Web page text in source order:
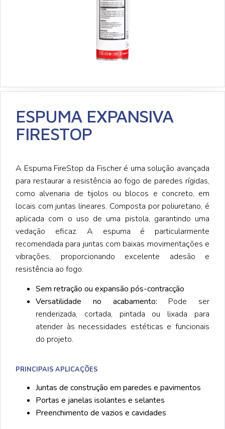
ESPUMA EXPANSIVA
FIRESTOP
A Espuma FireStop da Fischer é uma solução avançada
para restaurar a resistência ao fogo de paredes rígidas,
como alvenaria de tijolos ou blocos e concreto, em
locais com juntas lineares. Composta por poliuretano, é
aplicada com o uso de uma pistola, garantindo uma
vedação eficaz. A espuma é particularmente
recomendada para juntas com baixas movimentações e
vibrações, proporcionando excelente adesão e
resistência ao fogo.
Sem retração ou expansão pós-contracção
Versatilidade no acabamento: Pode ser
renderizada, cortada, pintada ou lixada para
atender às necessidades estéticas e funcionais
do projeto.
PRINCIPAIS APLICAÇÕES
Juntas de construção em paredes e pavimentos
Portas e janelas isolantes e selantes
Preenchimento de vazios e cavidades